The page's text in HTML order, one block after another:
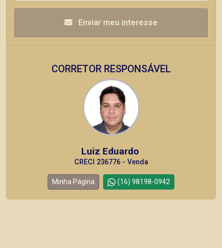
Enviar meu interesse
CORRETOR RESPONSÁVEL
Luiz Eduardo
CRECI 236776 - Venda
Minha Página (16) 98198-0942